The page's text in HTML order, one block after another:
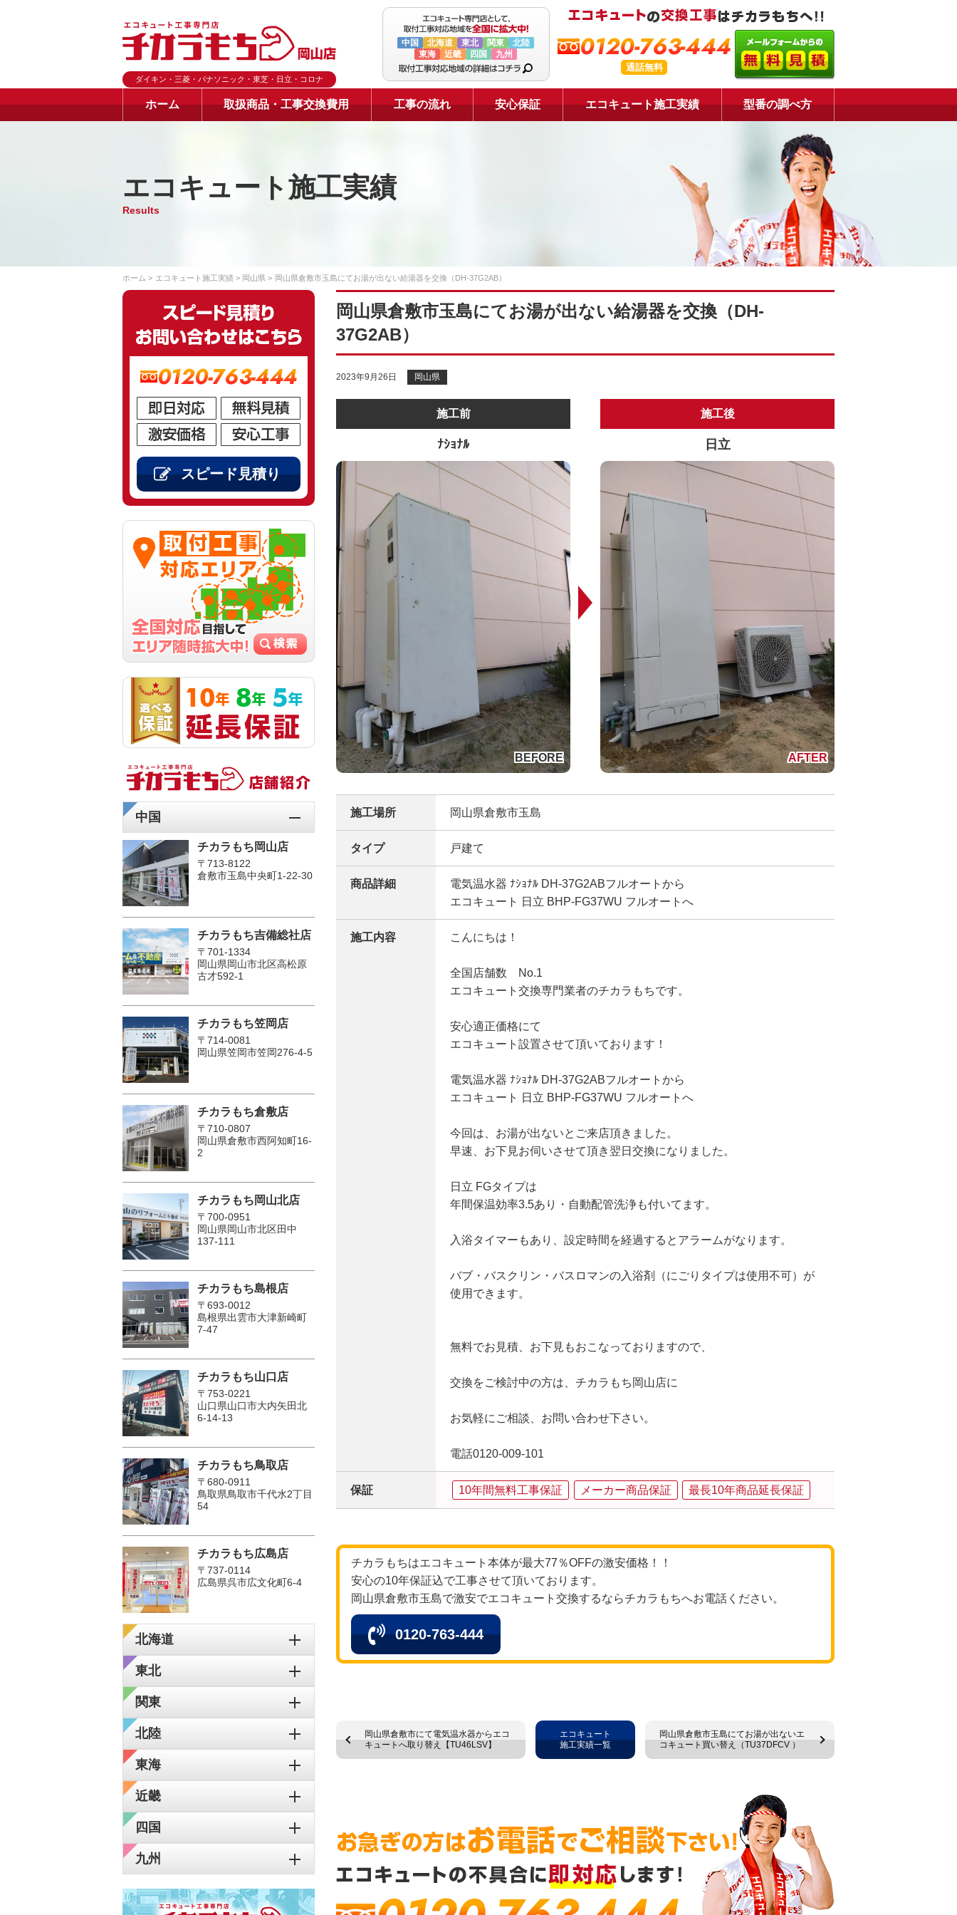
ダイキン・三菱・パナソニック・東芝・日立・コロナ
中国 北海道 東北 関東
北陸
東海
近畿 四国 九州 0120-763-444
通話無料
ホーム 取扱商品・工事交換費用 工事の流れ 安心保証 エコキュート施工実績 型番の調べ方
エコキュート施工実績
Results
ホーム エコキュート施工実績 岡山県 岡山県倉敷市玉島にてお湯が出ない給湯器を交換（DH-37G2AB）
岡山県倉敷市玉島にてお湯が出ない給湯器を交換（DH-
37G2AB）
2023年9月26日 岡山県
施工前
ﾅｼｮﾅﾙ
施工後
日立
施工場所 岡山県倉敷市玉島
タイプ 戸建て
商品詳細
電気温水器 ﾅｼｮﾅﾙ DH-37G2ABフルオートから
エコキュート 日立 BHP-FG37WU フルオートへ
施工内容 こんにちは！
全国店舗数 No.1
エコキュート交換専門業者のチカラもちです。
安心適正価格にて
エコキュート設置させて頂いております！
電気温水器 ﾅｼｮﾅﾙ DH-37G2ABフルオートから
エコキュート 日立 BHP-FG37WU フルオートへ
今回は、お湯が出ないとご来店頂きました。
早速、お下見お伺いさせて頂き翌日交換になりました。
日立 FGタイプは
年間保温効率3.5あり・自動配管洗浄も付いてます。
入浴タイマーもあり、設定時間を経過するとアラームがなります。
バブ・バスクリン・バスロマンの入浴剤（にごりタイプは使用不可）が
使用できます。
無料でお見積、お下見もおこなっておりますので、
交換をご検討中の方は、チカラもち岡山店に
お気軽にご相談、お問い合わせ下さい。
電話0120-009-101
保証 10年間無料工事保証 メーカー商品保証 最長10年商品延長保証
チカラもちはエコキュート本体が最大77％OFFの激安価格！！
安心の10年保証込で工事させて頂いております。
岡山県倉敷市玉島で激安でエコキュート交換するならチカラもちへお電話ください。
0120-763-444
岡山県倉敷市にて電気温水器からエコ
キュートへ取り替え【TU46LSV】
岡山県倉敷市玉島にてお湯が出ないエ
コキュート買い替え（TU37DFCV ）
エコキュート
施工実績一覧
0120-763-444
スピード見積り
中国
チカラもち岡山店
〒713-8122
倉敷市玉島中央町1-22-30
チカラもち吉備総社店
〒701-1334
岡山県岡山市北区高松原
古才592-1
チカラもち笠岡店
〒714-0081
岡山県笠岡市笠岡276-4-5
チカラもち倉敷店
〒710-0807
岡山県倉敷市西阿知町16-
2
チカラもち岡山北店
〒700-0951
岡山県岡山市北区田中
137-111
チカラもち島根店
〒693-0012
島根県出雲市大津新崎町
7-47
チカラもち山口店
〒753-0221
山口県山口市大内矢田北
6-14-13
チカラもち鳥取店
〒680-0911
鳥取県鳥取市千代水2丁目
54
チカラもち広島店
〒737-0114
広島県呉市広文化町6-4
北海道
東北
関東
北陸
東海
近畿
四国
九州